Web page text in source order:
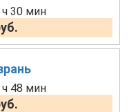
30 мин
48 мин